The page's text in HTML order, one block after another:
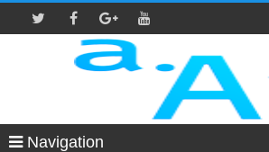
Navigation